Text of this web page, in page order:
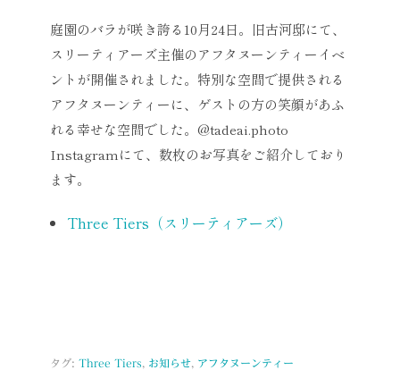
庭園のバラが咲き誇る10月24日。旧古河邸にて、
スリーティアーズ主催のアフタヌーンティーイベ
ントが開催されました。特別な空間で提供される
アフタヌーンティーに、ゲストの方の笑顔があふ
れる幸せな空間でした。@tadeai.photo
Instagramにて、数枚のお写真をご紹介しており
ます。
Three Tiers（スリーティアーズ）
タグ: Three Tiers お知らせ アフタヌーンティー